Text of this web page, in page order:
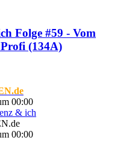
Folge #59 - Vom
(134A)
00:00
& ich
00:00